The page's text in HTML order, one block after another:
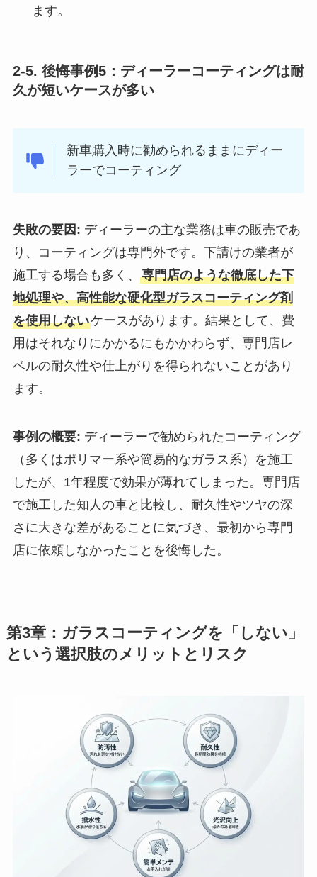
ます。
2-5. 後悔事例5：ディーラーコーティングは耐
久が短いケースが多い
新車購入時に勧められるままにディー
ラーでコーティング
失敗の要因: ディーラーの主な業務は車の販売であ
り、コーティングは専門外です。下請けの業者が
施工する場合も多く、 専門店のような徹底した下
地処理や、高性能な硬化型ガラスコーティング剤
を使用しないケースがあります。結果として、費
用はそれなりにかかるにもかかわらず、専門店レ
ベルの耐久性や仕上がりを得られないことがあり
ます。
事例の概要: ディーラーで勧められたコーティング
（多くはポリマー系や簡易的なガラス系）を施工
したが、1年程度で効果が薄れてしまった。専門店
で施工した知人の車と比較し、耐久性やツヤの深
さに大きな差があることに気づき、最初から専門
店に依頼しなかったことを後悔した。
第3章：ガラスコーティングを「しない」
という選択肢のメリットとリスク